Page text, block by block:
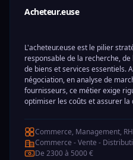
Acheteur.euse
L'acheteur.euse est le pilier
responsable de la recherche,
de biens et services essentiels.
négociation, en analyse de
fournisseurs, ce métier exige
optimiser les coûts et assurer la
Commerce, Management, RH
Commerce - Vente -
De 2300 à 5000 €